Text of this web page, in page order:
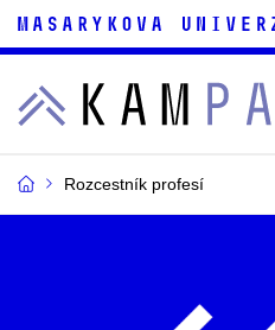
Rozcestník profesí